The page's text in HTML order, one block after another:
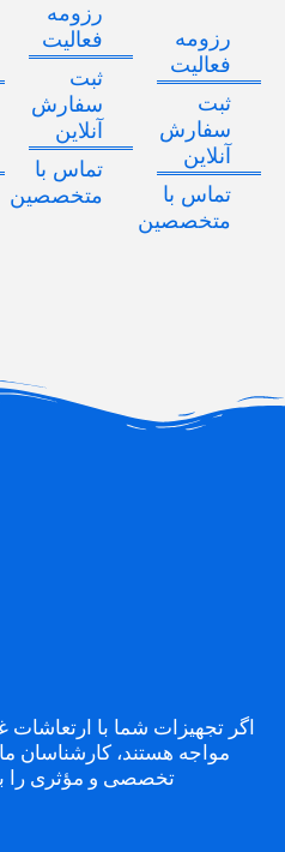
رزومه
فعالیت
ثبت
سفارش
آنلاین
تماس با
متخصصین
رزومه
فعالیت
ثبت
سفارش
آنلاین
تماس با
متخصصین
اگر تجهیزات شما با ارتعاشات
مواجه هستند، کارشناسان
تخصصی و مؤثری را